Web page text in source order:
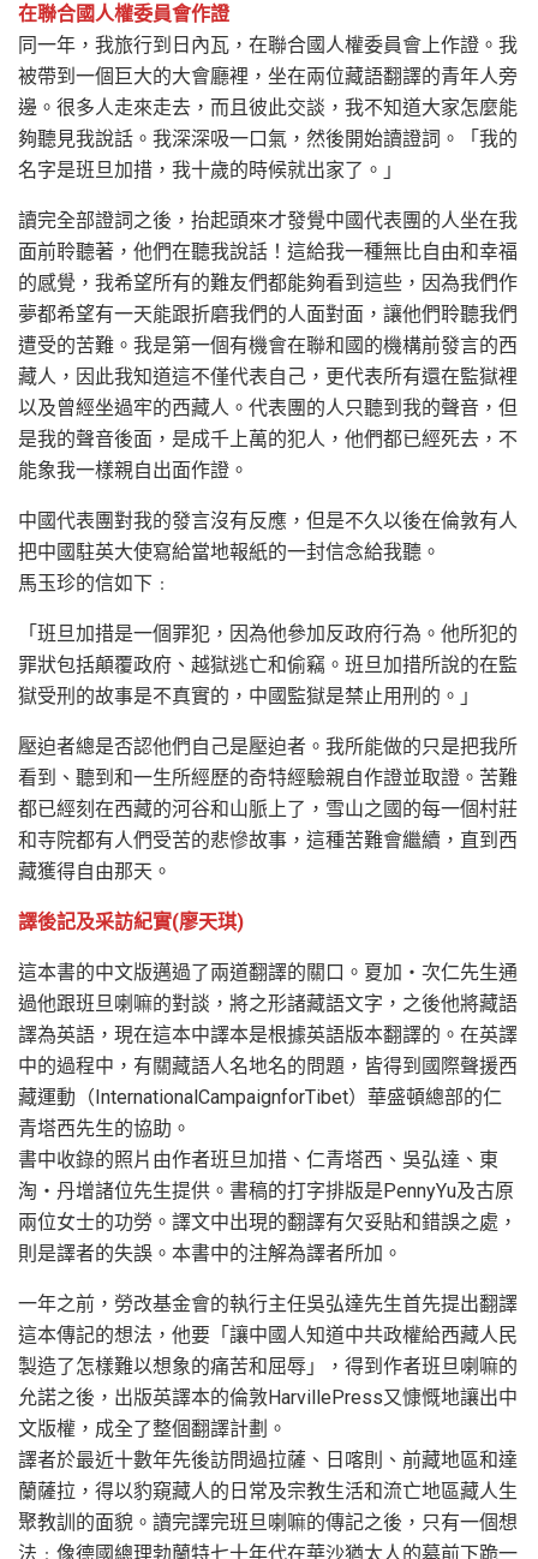
在聯合國人權委員會作證
同一年，我旅行到日內瓦，在聯合國人權委員會上作證。我
被帶到一個巨大的大會廳裡，坐在兩位藏語翻譯的青年人旁
邊。很多人走來走去，而且彼此交談，我不知道大家怎麼能
夠聽見我說話。我深深吸一口氣，然後開始讀證詞。「我的
名字是班旦加措，我十歲的時候就出家了。」
讀完全部證詞之後，抬起頭來才發覺中國代表團的人坐在我
面前聆聽著，他們在聽我說話！這給我一種無比自由和幸福
的感覺，我希望所有的難友們都能夠看到這些，因為我們作
夢都希望有一天能跟折磨我們的人面對面，讓他們聆聽我們
遭受的苦難。我是第一個有機會在聯和國的機構前發言的西
藏人，因此我知道這不僅代表自己，更代表所有還在監獄裡
以及曾經坐過牢的西藏人。代表團的人只聽到我的聲音，但
是我的聲音後面，是成千上萬的犯人，他們都已經死去，不
能象我一樣親自出面作證。
中國代表團對我的發言沒有反應，但是不久以後在倫敦有人
把中國駐英大使寫給當地報紙的一封信念給我聽。
馬玉珍的信如下﹕
「班旦加措是一個罪犯，因為他參加反政府行為。他所犯的
罪狀包括顛覆政府、越獄逃亡和偷竊。班旦加措所說的在監
獄受刑的故事是不真實的，中國監獄是禁止用刑的。」
壓迫者總是否認他們自己是壓迫者。我所能做的只是把我所
看到、聽到和一生所經歷的奇特經驗親自作證並取證。苦難
都已經刻在西藏的河谷和山脈上了，雪山之國的每一個村莊
和寺院都有人們受苦的悲慘故事，這種苦難會繼續，直到西
藏獲得自由那天。
譯後記及采訪紀實(廖天琪)
這本書的中文版邁過了兩道翻譯的關口。夏加‧次仁先生通
過他跟班旦喇嘛的對談，將之形諸藏語文字，之後他將藏語
譯為英語，現在這本中譯本是根據英語版本翻譯的。在英譯
中的過程中，有關藏語人名地名的問題，皆得到國際聲援西
藏運動（InternationalCampaignforTibet）華盛頓總部的仁
青塔西先生的協助。
書中收錄的照片由作者班旦加措、仁青塔西、吳弘達、東
淘‧丹增諸位先生提供。書稿的打字排版是PennyYu及古原
兩位女士的功勞。譯文中出現的翻譯有欠妥貼和錯誤之處，
則是譯者的失誤。本書中的注解為譯者所加。
一年之前，勞改基金會的執行主任吳弘達先生首先提出翻譯
這本傳記的想法，他要「讓中國人知道中共政權給西藏人民
製造了怎樣難以想象的痛苦和屈辱」，得到作者班旦喇嘛的
允諾之後，出版英譯本的倫敦HarvillePress又慷慨地讓出中
文版權，成全了整個翻譯計劃。
譯者於最近十數年先後訪問過拉薩、日喀則、前藏地區和達
蘭薩拉，得以豹窺藏人的日常及宗教生活和流亡地區藏人生
聚教訓的面貌。讀完譯完班旦喇嘛的傳記之後，只有一個想
法﹕像德國總理勃蘭特七十年代在華沙猶太人的墓前下跪一